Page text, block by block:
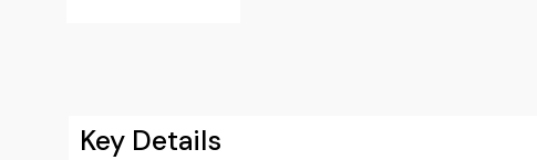
Key Details